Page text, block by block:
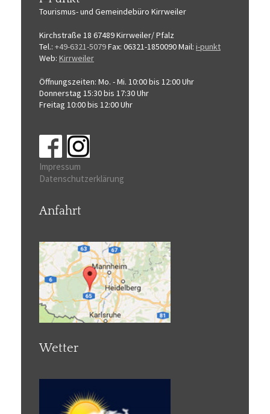
Tourismus-und Gemeindebüro Kirrweiler
Kirchstraße 18 67489 Kirrweiler/ Pfalz
Tel.: +49-6321-5079Fax: 06321-1850090Mail: i-punkt
Web: Kirrweiler
Öffnungszeiten: Mo. - Mi. 10:00 bis 12:00 Uhr
Donnerstag 15:30 bis 17:30 Uhr
Freitag 10:00 bis 12:00 Uhr
Impressum
Datenschutzerklärung
Anfahrt
Wetter